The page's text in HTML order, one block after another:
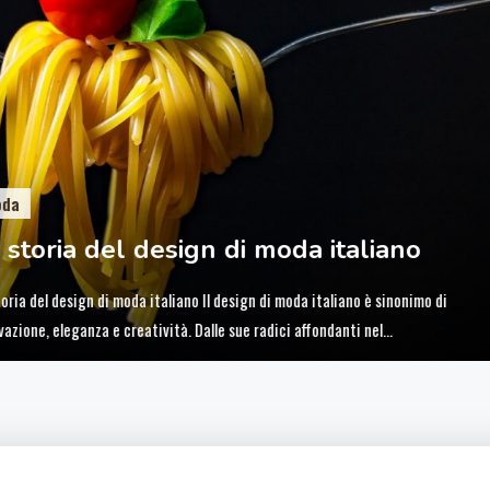
storia del design di moda italiano
del design di moda italiano Il design di moda italiano è sinonimo di
eleganza e creatività. Dalle sue radici affondanti nel
fino alle attuali celebrazioni delle tendenze, questo viaggio ci